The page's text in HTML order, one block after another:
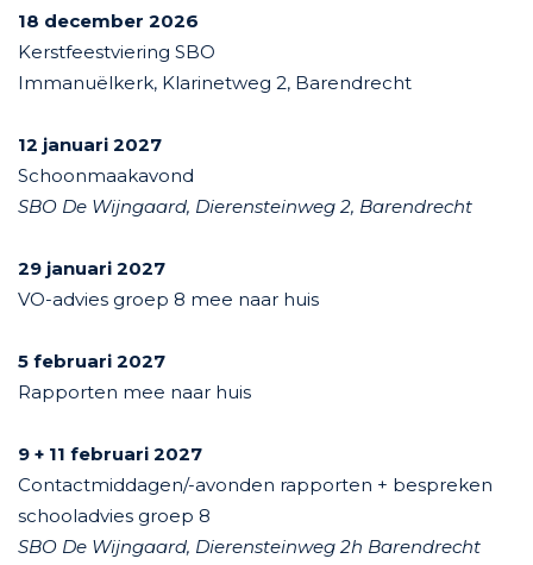
18 december 2026
Kerstfeestviering SBO
Immanuëlkerk, Klarinetweg 2, Barendrecht
12 januari 2027
Schoonmaakavond
SBO De Wijngaard, Dierensteinweg 2, Barendrecht
29 januari 2027
VO-advies groep 8 mee naar huis
5 februari 2027
Rapporten mee naar huis
9 + 11 februari 2027
Contactmiddagen/-avonden rapporten + bespreken
schooladvies groep 8
SBO De Wijngaard, Dierensteinweg 2h Barendrecht